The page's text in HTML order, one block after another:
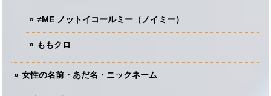
≠ME ノットイコールミー（ノイミー）
ももクロ
女性の名前・あだ名・ニックネーム